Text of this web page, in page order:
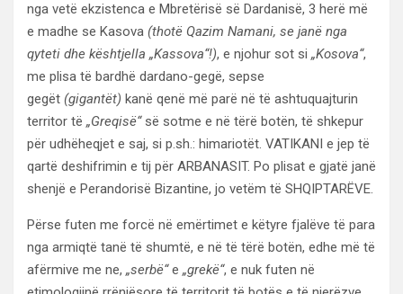
nga vetë ekzistenca e Mbretërisë së Dardanisë, 3 herë më
e madhe se Kasova (thotë Qazim Namani, se janë nga
qyteti dhe kështjella „Kassova“!), e njohur sot si „Kosova“,
me plisa të bardhë dardano-gegë, sepse
gegët (gigantët) kanë qenë më parë në të ashtuquajturin
territor të „Greqisë“së sotme e në tërë botën, të shkepur
për udhëheqjet e saj, si p.sh.: himariotët. VATIKANI e jep të
qartë deshifrimin e tij për ARBANASIT. Po plisat e gjatë janë
shenjë e Perandorisë Bizantine, jo vetëm të SHQIPTARËVE.
Përse futen me forcë në emërtimet e këtyre fjalëve të para
nga armiqtë tanë të shumtë, e në të tërë botën, edhe më të
afërmive me ne, „serbë“e „grekë“, e nuk futen në